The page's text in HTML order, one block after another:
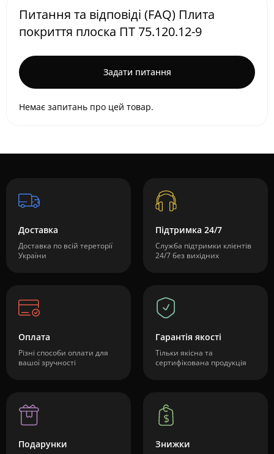
Питання та відповіді (FAQ) Плита
покриття плоска ПТ 75.120.12-9
Задати питання
Немає запитань про цей товар.
Доставка
Доставка по всій тереторії
України
Підтримка 24/7
Служба підтримки клієнтів
24/7 без вихідних
Оплата
Різні способи оплати для
вашої зручності
Гарантія якості
Тільки якісна та
сертифікована продукція
Подарунки Знижки